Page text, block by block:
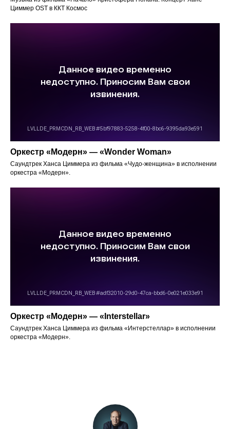
Циммер OST в ККТ Космос
Оркестр «Модерн» — «Wonder Woman»
Саундтрек Ханса Циммера из фильма «Чудо-женщина» в исполнении
оркестра «Модерн».
Оркестр «Модерн» — «Interstellar»
Саундтрек Ханса Циммера из фильма «Интерстеллар» в исполнении
оркестра «Модерн».